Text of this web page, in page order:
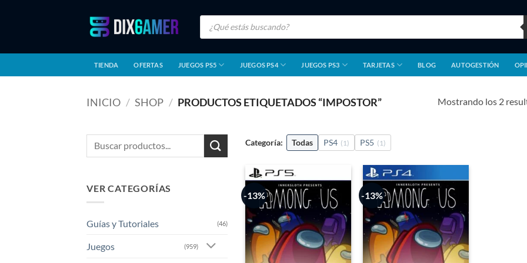
Búsqueda
productos
TIENDA OFERTAS JUEGOS PS5 JUEGOS PS4 JUEGOS PS3 TARJETAS BLOG AUTOGESTIÓN
INICIO / SHOP / PRODUCTOS ETIQUETADOS “IMPOSTOR” Mostrando los 2
Buscar
por:
VER CATEGORÍAS
Guías y Tutoriales (46)
Juegos (959)
Categoría: Todas PS4 (1) PS5 (1)
-13% -13%